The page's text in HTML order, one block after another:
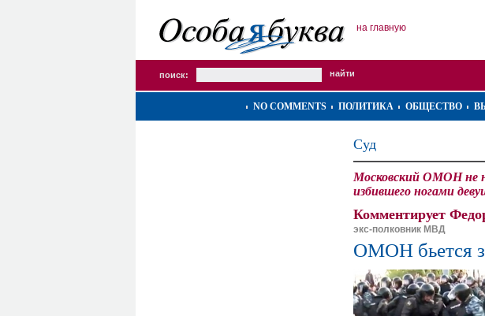
на главную
поиск:
NO COMMENTS ПОЛИТИКА ОБЩЕСТВО
Суд
Московский ОМОН не
избившего ногами
Комментирует
экс-полковник МВД
ОМОН бьется